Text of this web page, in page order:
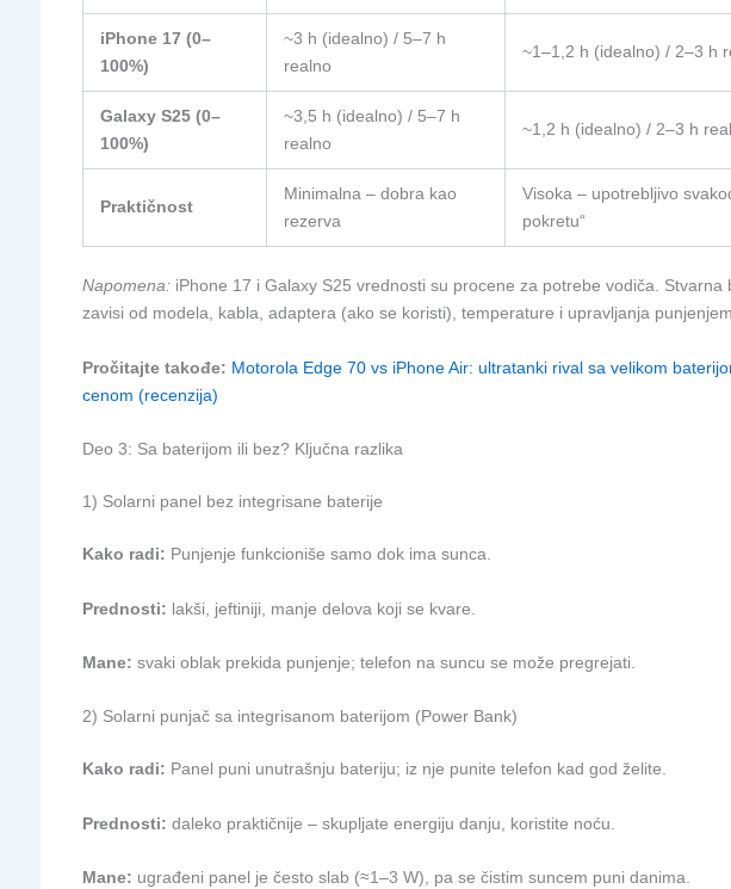
iPhone 17 (0–
100%)
~3 h (idealno) / 5–7 h
realno
~1–1,2 h (idealno) / 2–3 h
Galaxy S25 (0–
100%)
~3,5 h (idealno) / 5–7 h
realno
~1,2 h (idealno) / 2–3 h
Praktičnost
Minimalna – dobra kao
rezerva
Visoka – upotrebljivo
pokretu“
Napomena: iPhone 17 i Galaxy S25 vrednosti su procene za potrebe vodiča. Stvarna
zavisi od modela, kabla, adaptera (ako se koristi), temperature i upravljanja
Pročitajte takođe: Motorola Edge 70 vs iPhone Air: ultratanki rival sa velikom
cenom (recenzija)
Deo 3: Sa baterijom ili bez? Ključna razlika
1) Solarni panel bez integrisane baterije
Kako radi: Punjenje funkcioniše samo dok ima sunca.
Prednosti: lakši, jeftiniji, manje delova koji se kvare.
Mane: svaki oblak prekida punjenje; telefon na suncu se može pregrejati.
2) Solarni punjač sa integrisanom baterijom (Power Bank)
Kako radi: Panel puni unutrašnju bateriju; iz nje punite telefon kad god želite.
Prednosti: daleko praktičnije – skupljate energiju danju, koristite noću.
Mane: ugrađeni panel je često slab (≈1–3 W), pa se čistim suncem puni danima.